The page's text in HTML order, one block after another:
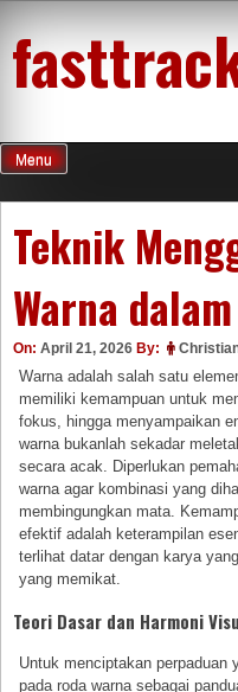
content
Menu
Teknik
Warna
On: April 21, 2026 By:
Warna adalah salah satu
memiliki kemampuan untuk
fokus, hingga menyampaikan
warna bukanlah sekadar
secara acak. Diperlukan
warna agar kombinasi yang
membingungkan mata.
efektif adalah keterampilan
terlihat datar dengan karya
yang memikat.
Teori Dasar dan Harmoni
Untuk menciptakan perpaduan
pada roda warna sebagai